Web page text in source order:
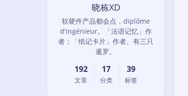
晓栋XD
软硬件产品都会点，diplôme
d'ingénieur。「法语记忆」作
者；「纸记卡片」作者。有三只
暹罗。
192
文章
17
分类
39
标签